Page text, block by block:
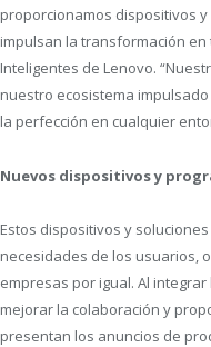
proporcionamos dispositivos
impulsan la transformación en
Inteligentes de Lenovo.
nuestro ecosistema
la perfección en cualquier
Nuevos dispositivos y
Estos dispositivos y
necesidades de los usuarios,
empresas por igual. Al
mejorar la colaboración y
presentan los anuncios de